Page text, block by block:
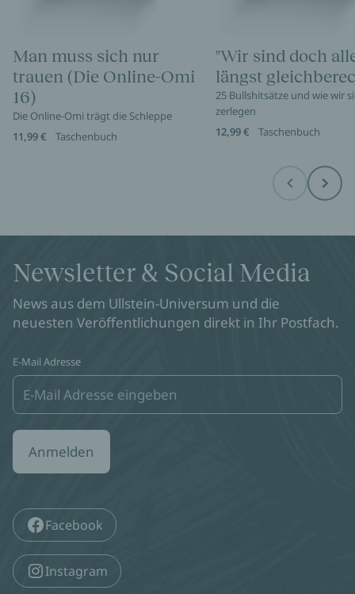
Man muss sich nur
trauen (Die Online-Omi
16)
Die Online-Omi trägt die Schleppe
11,99 €
Taschenbuch
"Wir sind doch
längst
25 Bullshitsätze und wie wir
zerlegen
12,99 €
Taschenbuch
Before Next
Newsletter & Social Media
News aus dem Ullstein-Universum und die
neuesten Veröffentlichungen direkt in Ihr Postfach.
E-Mail Adresse
Anmelden
Facebook
Instagram